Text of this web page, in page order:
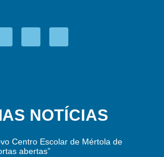
NOTÍCIAS
Centro Escolar de Mértola de
abertas”